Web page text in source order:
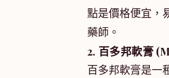
點是價格便宜，
藥師。
2. 百多邦軟膏
百多邦軟膏是一